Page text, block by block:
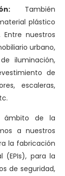
También
plástico
nuestros
urbano,
iluminación,
de
escaleras,
ámbito de la
a nuestros
la fabricación
(EPIs), para la
de seguridad,